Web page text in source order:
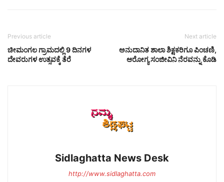
Previous article
ಚೀಮಂಗಲ ಗ್ರಾಮದಲ್ಲಿ 9 ದಿನಗಳ
ದೇವರುಗಳ ಉತ್ಸವಕ್ಕೆ ತೆರೆ
Next article
ಅನುದಾನಿತ ಶಾಲಾ ಶಿಕ್ಷಕರಿಗೂ ಪಿಂಚಣಿ,
ಆರೋಗ್ಯ ಸಂಜೀವಿನಿ ನೆರವನ್ನು ಕೊಡಿ
Sidlaghatta News Desk
http://www.sidlaghatta.com